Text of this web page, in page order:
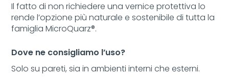
Il fatto di non richiedere una vernice protettiva lo
rende l’opzione più naturale e sostenibile di tutta la
famiglia MicroQuarz®.
Dove ne consigliamo l’uso?
Solo su pareti, sia in ambienti interni che esterni.